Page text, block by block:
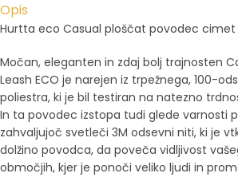
Opis
Hurtta eco Casual ploščat povodec cimet
Močan, eleganten in zdaj bolj trajnosten
Leash ECO je narejen iz trpežnega, 100-
poliestra, ki je bil testiran na natezno
In ta povodec izstopa tudi glede varnosti
zahvaljujoč svetleči 3M odsevni niti, ki je
dolžino povodca, da poveča vidljivost
območjih, kjer je ponoči veliko ljudi in